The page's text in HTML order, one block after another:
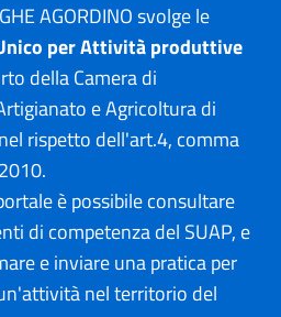
AGORDINO svolge le
per Attività produttive
della Camera di
e Agricoltura di
rispetto dell'art.4, comma
è possibile consultare
di competenza del SUAP, e
e inviare una pratica per
nel territorio del